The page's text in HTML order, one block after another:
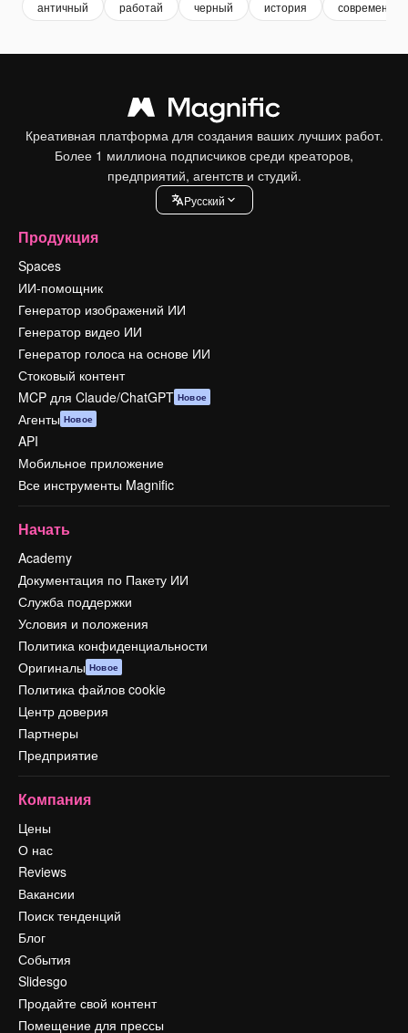
античный работай черный история современный
Креативная платформа для создания ваших лучших работ.
Более 1 миллиона подписчиков среди креаторов,
предприятий, агентств и студий.
Pусский
Продукция
Spaces
ИИ-помощник
Генератор изображений ИИ
Генератор видео ИИ
Генератор голоса на основе ИИ
Стоковый контент
MCP для Claude/ChatGPT Новое
Агенты Новое
API
Мобильное приложение
Все инструменты Magnific
Начать
Academy
Документация по Пакету ИИ
Служба поддержки
Условия и положения
Политика конфиденциальности
Оригиналы Новое
Политика файлов cookie
Центр доверия
Партнеры
Предприятие
Компания
Цены
О нас
Reviews
Вакансии
Поиск тенденций
Блог
События
Slidesgo
Продайте свой контент
Помещение для прессы